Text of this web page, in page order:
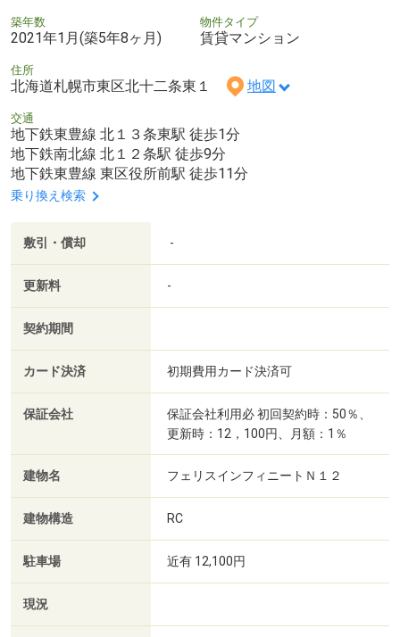
築年数
2021年1月(築5年8ヶ月)
物件タイプ
賃貸マンション
住所
北海道札幌市東区北十二条東１ 地図
交通
地下鉄東豊線 北１３条東駅 徒歩1分
地下鉄南北線 北１２条駅 徒歩9分
地下鉄東豊線 東区役所前駅 徒歩11分
乗り換え検索
敷引・償却 -
更新料 -
契約期間
カード決済 初期費用カード決済可
保証会社
保証会社利用必 初回契約時：50％、
更新時：12，100円、月額：1％
建物名 フェリスインフィニートＮ１２
建物構造 RC
駐車場 近有 12,100円
現況